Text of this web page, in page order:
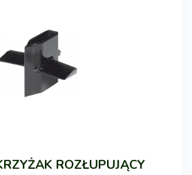
ROZŁUPUJĄCY